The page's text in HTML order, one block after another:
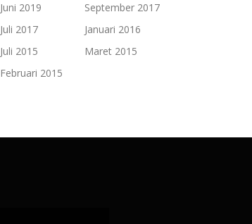
Juni 2019
September 2017
Juli 2017
Januari 2016
Juli 2015
Maret 2015
Februari 2015